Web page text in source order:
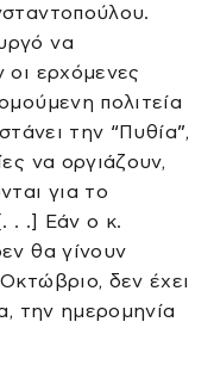
να
οι ερχόμενες
πολιτεία
την “Πυθία”,
να οργιάζουν,
για το
. .] Εάν ο κ.
θα γίνουν
δεν έχει
την ημερομηνία